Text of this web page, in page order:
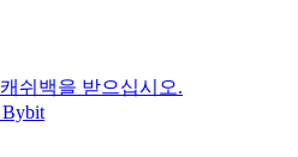
쉬백을 받으십시오.